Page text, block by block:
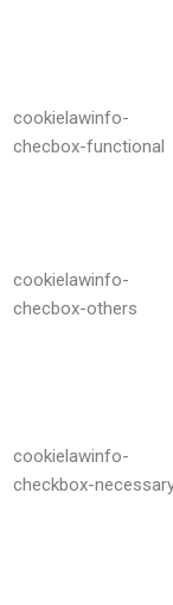
cookielawinfo-
checbox-functional
cookielawinfo-
checbox-others
cookielawinfo-
checkbox-